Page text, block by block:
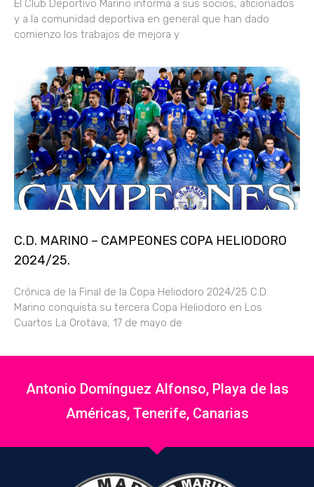
El Club Deportivo Marino informa a sus socios, aficionados
y a la comunidad deportiva en general que han dado
comienzo los trabajos de mejora y
C.D. MARINO – CAMPEONES COPA HELIODORO
2024/25.
Crónica de la Final de la Copa Heliodoro 2024/25 C.D.
Marino conquista su tercera Copa Heliodoro en Los
Cuartos La Orotava, 17 de mayo de
Antonio Domínguez Alfonso, Playa de las
Américas, Tenerife, Canarias